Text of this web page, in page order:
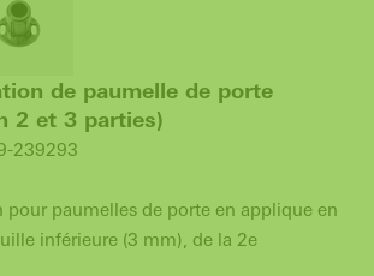
de paumelle de porte
2 et 3 parties)
239293
pour paumelles de porte en applique en
inférieure (3 mm), de la 2e